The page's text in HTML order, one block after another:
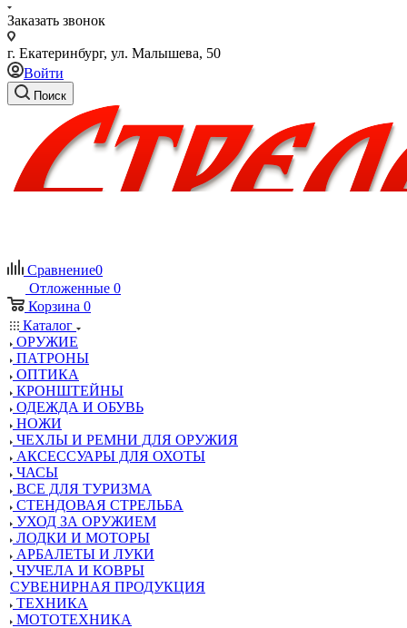
Заказать звонок
г. Екатеринбург, ул. Малышева, 50
Войти
Поиск
Сравнение0
Отложенные 0
Корзина 0
Каталог
ОРУЖИЕ
ПАТРОНЫ
ОПТИКА
КРОНШТЕЙНЫ
ОДЕЖДА И ОБУВЬ
НОЖИ
ЧЕХЛЫ И РЕМНИ ДЛЯ ОРУЖИЯ
АКСЕССУАРЫ ДЛЯ ОХОТЫ
ЧАСЫ
ВСЕ ДЛЯ ТУРИЗМА
СТЕНДОВАЯ СТРЕЛЬБА
УХОД ЗА ОРУЖИЕМ
ЛОДКИ И МОТОРЫ
АРБАЛЕТЫ И ЛУКИ
ЧУЧЕЛА И КОВРЫ
СУВЕНИРНАЯ ПРОДУКЦИЯ
ТЕХНИКА
МОТОТЕХНИКА